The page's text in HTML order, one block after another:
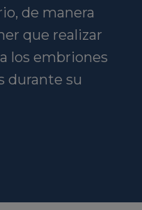
de manera
que realizar
los embriones
durante su